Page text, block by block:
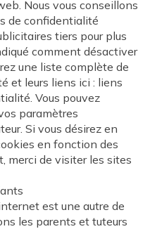
Nous vous conseillons
de confidentialité
tiers pour plus
comment désactiver
une liste complète de
et leurs liens ici : liens
Vous pouvez
paramètres
Si vous désirez en
en fonction des
merci de visiter les sites
est une autre de
les parents et tuteurs